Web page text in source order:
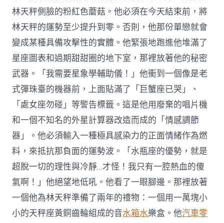
林天秤側臉的粉紅色蘑菇。他必須在今天結束前，將
林天秤的運勢至少提升到零。否則，他那份單戀就會
變成某種具備攻擊性的實體。他緊張地跑進他堆滿了
星座圖表和過期甜甜圈的地下室，那裡放著他的秘密
武器。「我需要星象學輔助儀！」他衝到一個像是老
式彈珠臺的機器前，上面貼滿了「巨蟹座已哭」、
「處女座勿碰」等警告標籤。這是他用廢棄的唱片機
和一個不知名的外星計算器改造而成的「情感調節
器」。他必須輸入一種極具感染力的正面情緒作為燃
料，來抵抗那負面的運勢波。「水瓶座的優勢，就是
超脫一切的理性與冷靜…才怪！我只有一腔熱血的傻
氣啊！」他絕望地低吼。他看了一眼腳邊。那裡放著
一個他為林天秤準備了兩年的禮物：一個用一萬塊小
小的天秤座黃銅齒輪組成的音水箱水樂盒。他汽車零